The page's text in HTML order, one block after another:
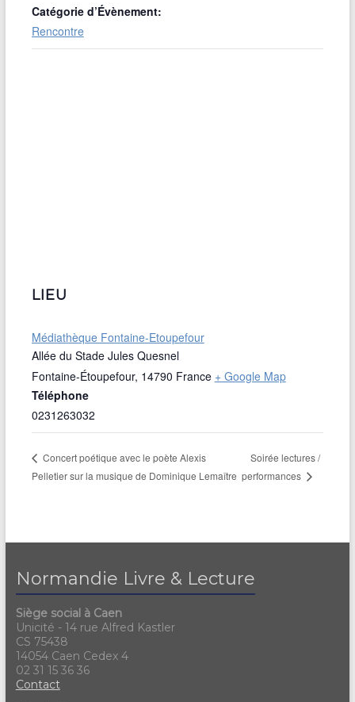
Catégorie d’Évènement:
Rencontre
LIEU
Médiathèque Fontaine-Etoupefour
Allée du Stade Jules Quesnel
Fontaine-Étoupefour, 14790 France + Google Map
Téléphone
0231263032
Concert poétique avec le poète Alexis
Pelletier sur la musique de Dominique Lemaître
Soirée lectures /
performances
Normandie Livre & Lecture
Siège social à Caen
Unicité - 14 rue Alfred Kastler
CS 75438
14054 Caen Cedex 4
02 31 15 36 36
Contact